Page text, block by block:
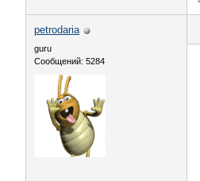
petrodaria
guru
Сообщений: 5284